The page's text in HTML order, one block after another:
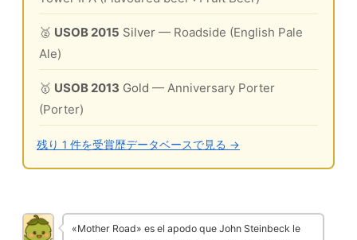
🥈 USOB 2015 Silver — Roadside (English Pale
Ale)
🥇 USOB 2013 Gold — Anniversary Porter
(Porter)
残り 1 件を受賞歴データベースで見る →
«Mother Road» es el apodo que John Steinbeck le